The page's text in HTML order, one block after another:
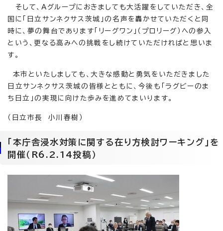
そして、Aグループにおきましても大活躍をしていただき、全
国に「日立サンネクサス茨城」の名声を轟かせていただくと同
時に、夢の舞台であります「リーグワン」（プロリーグ）への参入
という、更なる高みへの挑戦をし続けていただければと思いま
す。
本市といたしましても、大きな感動と勇気をいただきました
日立サンネクサス茨城の皆様とともに、今後も「ラグビーのま
ち日立」の実現に向けた歩みを進めてまいります。
（日立市長 小川春樹）
「本庁舎浸水対策に関する在り方検討ワーキング」を
開催（R6.2.14投稿）